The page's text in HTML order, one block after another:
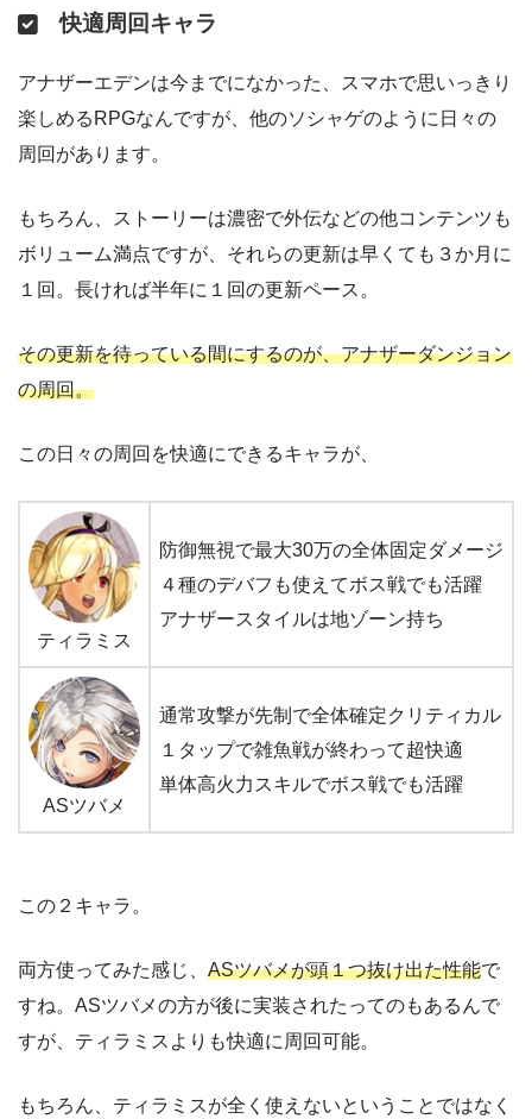
まとめ
快適周回キャラ
アナザーエデンは今までになかった、スマホで思いっきり
楽しめるRPGなんですが、他のソシャゲのように日々の
周回があります。
もちろん、ストーリーは濃密で外伝などの他コンテンツも
ボリューム満点ですが、それらの更新は早くても３か月に
１回。長ければ半年に１回の更新ペース。
その更新を待っている間にするのが、アナザーダンジョン
の周回。
この日々の周回を快適にできるキャラが、
ティラミス
防御無視で最大30万の全体固定ダメージ
４種のデバフも使えてボス戦でも活躍
アナザースタイルは地ゾーン持ち
ASツバメ
通常攻撃が先制で全体確定クリティカル
１タップで雑魚戦が終わって超快適
単体高火力スキルでボス戦でも活躍
この２キャラ。
両方使ってみた感じ、 ASツバメが頭１つ抜け出た性能で
すね。ASツバメの方が後に実装されたってのもあるんで
すが、ティラミスよりも快適に周回可能。
もちろん、ティラミスが全く使えないということではなく